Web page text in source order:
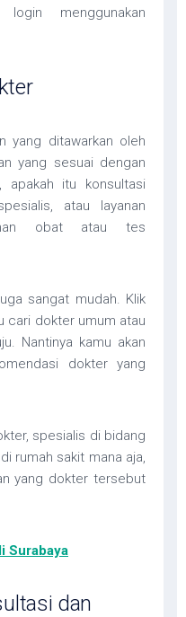
menggunakan
yang ditawarkan oleh
yang sesuai dengan
apakah itu konsultasi
atau layanan
obat atau tes
sangat mudah. Klik
cari dokter umum atau
Nantinya kamu akan
dokter yang
spesialis di bidang
rumah sakit mana aja,
yang dokter tersebut
Surabaya
dan